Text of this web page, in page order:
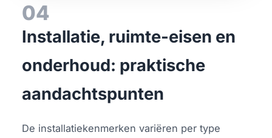
04
Installatie, ruimte-eisen en
onderhoud: praktische
aandachtspunten
De installatiekenmerken variëren per type